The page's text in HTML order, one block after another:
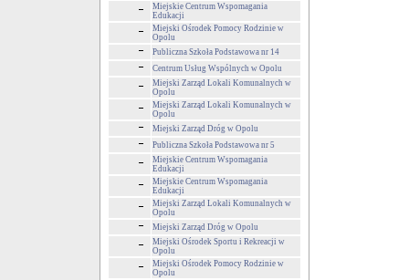
Miejskie Centrum Wspomagania
Edukacji
Miejski Ośrodek Pomocy Rodzinie w
Opolu
Publiczna Szkoła Podstawowa nr 14
Centrum Usług Wspólnych w Opolu
Miejski Zarząd Lokali Komunalnych w
Opolu
Miejski Zarząd Lokali Komunalnych w
Opolu
Miejski Zarząd Dróg w Opolu
Publiczna Szkoła Podstawowa nr 5
Miejskie Centrum Wspomagania
Edukacji
Miejskie Centrum Wspomagania
Edukacji
Miejski Zarząd Lokali Komunalnych w
Opolu
Miejski Zarząd Dróg w Opolu
Miejski Ośrodek Sportu i Rekreacji w
Opolu
Miejski Ośrodek Pomocy Rodzinie w
Opolu